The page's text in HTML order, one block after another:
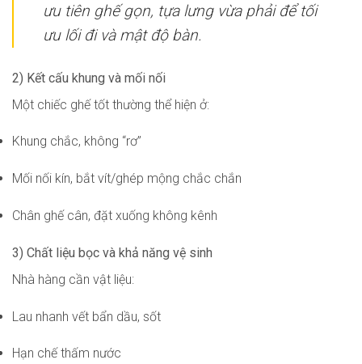
ưu tiên ghế gọn, tựa lưng vừa phải để tối
ưu lối đi và mật độ bàn.
2) Kết cấu khung và mối nối
Một chiếc ghế tốt thường thể hiện ở:
Khung chắc, không “rơ”
Mối nối kín, bắt vít/ghép mộng chắc chắn
Chân ghế cân, đặt xuống không kênh
3) Chất liệu bọc và khả năng vệ sinh
Nhà hàng cần vật liệu:
Lau nhanh vết bẩn dầu, sốt
Hạn chế thấm nước